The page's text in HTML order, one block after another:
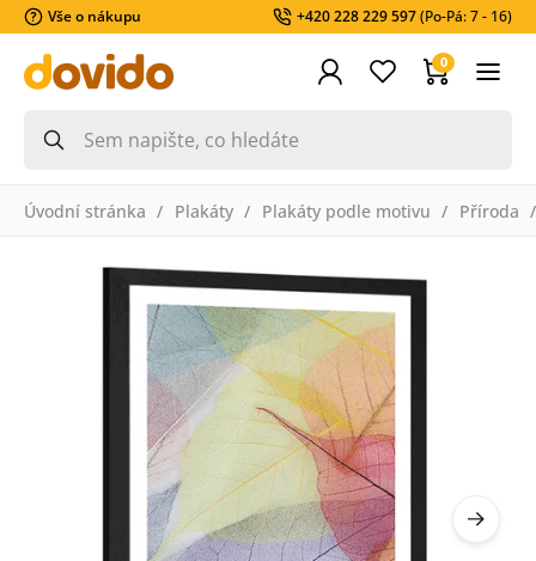
Vše o nákupu +420 228 229 597(Po-Pá: 7 - 16)
0
Úvodní stránka Plakáty Plakáty podle motivu Příroda